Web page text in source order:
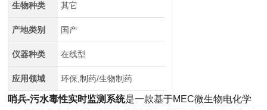
生物种类 其它
产地类别 国产
仪器种类 在线型
应用领域 环保,制药/生物制药
哨兵-污水毒性实时监测系统是一款基于MEC微生物电化学